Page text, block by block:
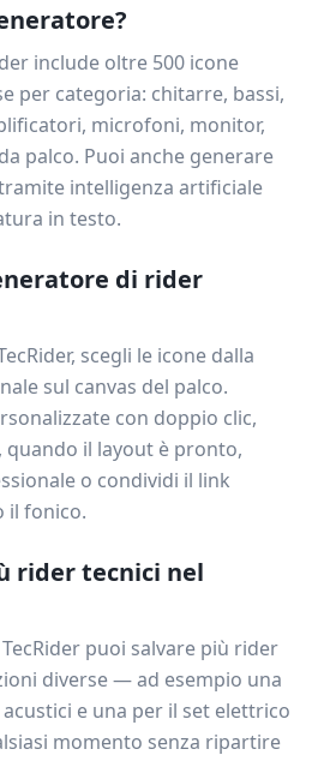
include oltre 500 icone
per categoria: chitarre, bassi,
microfoni, monitor,
palco. Puoi anche generare
intelligenza artificiale
in testo.
di rider
scegli le icone dalla
sul canvas del palco.
con doppio clic,
il layout è pronto,
o condividi il link
il fonico.
rider tecnici nel
puoi salvare più rider
diverse — ad esempio una
e una per il set elettrico
momento senza ripartire